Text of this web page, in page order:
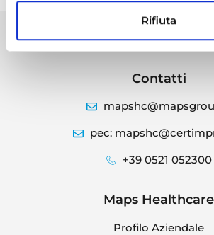
Rifiuta
Contatti
pec:
+39 0521 052300
Maps Healthcare
Profilo Aziendale